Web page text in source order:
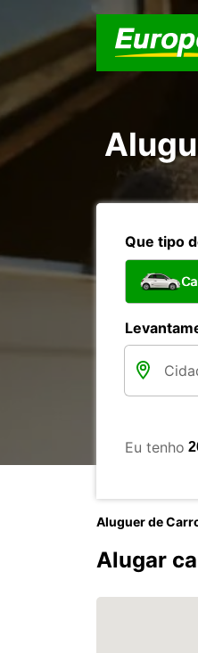
Que tipo
Eu tenho
Aluguer de
Alugar